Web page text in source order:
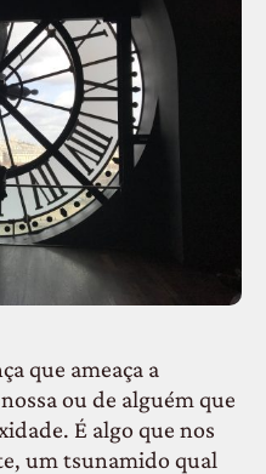
que ameaça a
ou de alguém que
É algo que nos
um tsunamido qual